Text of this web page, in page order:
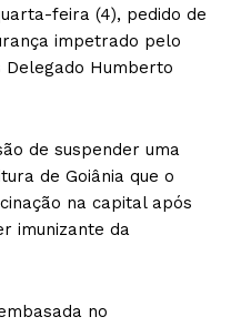
feira (4), pedido de
impetrado pelo
Delegado Humberto
de suspender uma
de Goiânia que o
na capital após
imunizante da
no